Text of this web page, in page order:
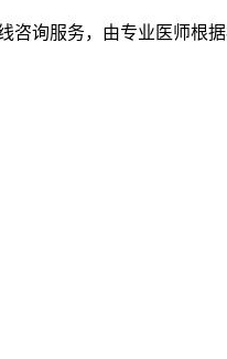
询服务，由专业医师根